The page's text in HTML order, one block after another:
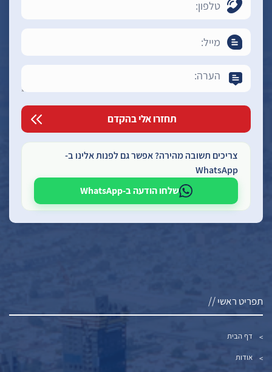
צריכים תשובה מהירה? אפשר גם לפנות אלינו ב-
WhatsApp
שלחו הודעה ב-WhatsApp
תפריט ראשי //
דף הבית
אודות